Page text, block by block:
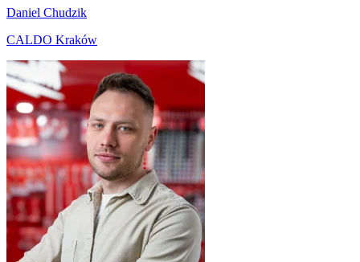
Daniel Chudzik
CALDO Kraków